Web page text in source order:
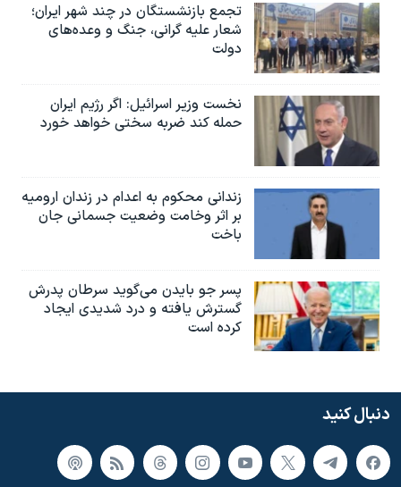
تجمع بازنشستگان در چند شهر ایران؛
شعار علیه گرانی، جنگ و وعده‌های
دولت
نخست وزیر اسرائيل: اگر رژیم ایران
حمله کند ضربه سختی خواهد خورد
زندانی محکوم به اعدام در زندان ارومیه
بر اثر وخامت وضعیت جسمانی جان
باخت
پسر جو بایدن می‌گوید سرطان پدرش
گسترش یافته و درد شدیدی ایجاد
کرده است
دنبال کنید